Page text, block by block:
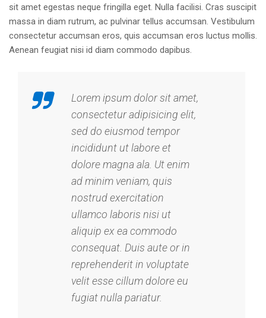
sit amet egestas neque fringilla eget. Nulla facilisi. Cras suscipit
massa in diam rutrum, ac pulvinar tellus accumsan. Vestibulum
consectetur accumsan eros, quis accumsan eros luctus mollis.
Aenean feugiat nisi id diam commodo dapibus.
Lorem ipsum dolor sit amet,
consectetur adipisicing elit,
sed do eiusmod tempor
incididunt ut labore et
dolore magna ala. Ut enim
ad minim veniam, quis
nostrud exercitation
ullamco laboris nisi ut
aliquip ex ea commodo
consequat. Duis aute or in
reprehenderit in voluptate
velit esse cillum dolore eu
fugiat nulla pariatur.